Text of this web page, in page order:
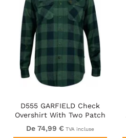
D555 GARFIELD Check
Overshirt With Two Patch
Pockets & Button Down
Collar Navy
De 74,99 € TVA incluse